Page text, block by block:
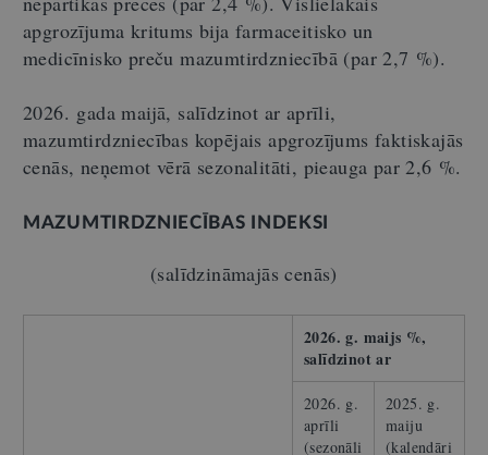
apgrozījuma kritums bija farmaceitisko un
medicīnisko preču mazumtirdzniecībā (par 2,7 %).
2026. gada maijā, salīdzinot ar aprīli,
mazumtirdzniecības kopējais apgrozījums faktiskajās
cenās, neņemot vērā sezonalitāti, pieauga par 2,6 %.
MAZUMTIRDZNIECĪBAS INDEKSI
(salīdzināmajās cenās)
2026. g. maijs %,
salīdzinot ar
2026. g.
aprīli
(sezonāli
2025. g.
maiju
(kalendāri